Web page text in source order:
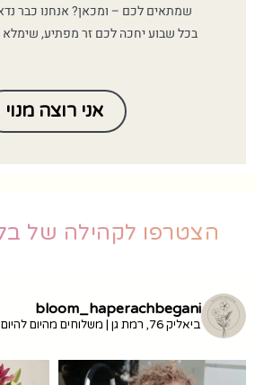
שמתאים לכם – ומכאן? אנחנו כבר
בכל שבוע יחכה לכם זר מפתיע,
אני רוצה מנוי
הצטרפו לקהילה של
bloom_haperachbegani
ביאליק 76, רמת גן | משלוחים מהיום להיום
ב-10% הנחה עם הקוד